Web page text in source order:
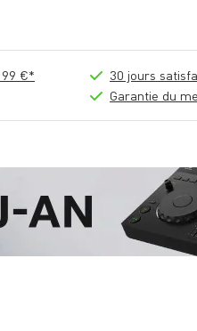
€*
30 jours
Garantie du